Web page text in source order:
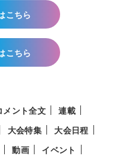
こちら
こちら
メント全文
連載
大会特集
大会日程
動画
イベント